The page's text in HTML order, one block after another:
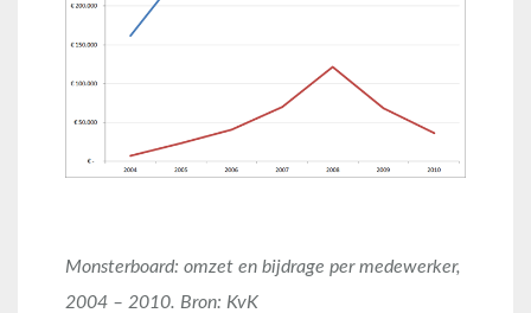
Monsterboard: omzet en bijdrage per medewerker,
2004 – 2010. Bron: KvK